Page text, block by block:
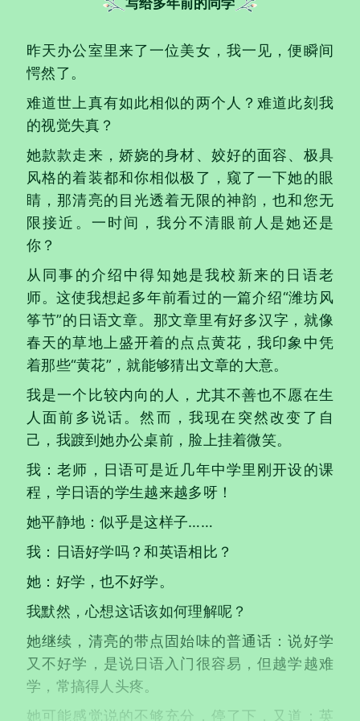
写给多年前的同学
昨天办公室里来了一位美女，我一见，便瞬间
愕然了。
难道世上真有如此相似的两个人？难道此刻我
的视觉失真？
她款款走来，娇娆的身材、姣好的面容、极具
风格的着装都和你相似极了，窥了一下她的眼
睛，那清亮的目光透着无限的神韵，也和您无
限接近。一时间，我分不清眼前人是她还是
你？
从同事的介绍中得知她是我校新来的日语老
师。这使我想起多年前看过的一篇介绍“潍坊风
筝节”的日语文章。那文章里有好多汉字，就像
春天的草地上盛开着的点点黄花，我印象中凭
着那些“黄花”，就能够猜出文章的大意。
我是一个比较内向的人，尤其不善也不愿在生
人面前多说话。然而，我现在突然改变了自
己，我踱到她办公桌前，脸上挂着微笑。
我：老师，日语可是近几年中学里刚开设的课
程，学日语的学生越来越多呀！
她平静地：似乎是这样子……
我：日语好学吗？和英语相比？
她：好学，也不好学。
我默然，心想这话该如何理解呢？
她继续，清亮的带点固始味的普通话：说好学
又不好学，是说日语入门很容易，但越学越难
学，常搞得人头疼。
她可能感觉说的不够充分，停了下，又道：英